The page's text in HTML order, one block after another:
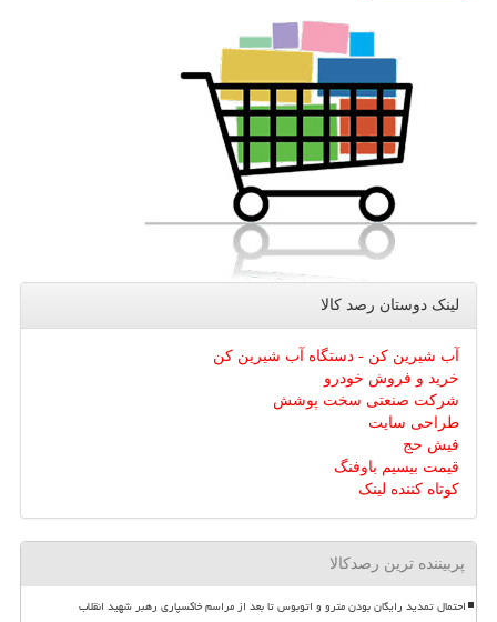
لینک دوستان رصد كالا
آب شیرین کن - دستگاه آب شیرین کن
خرید و فروش خودرو
شرکت صنعتی سخت پوشش
طراحی سایت
فیش حج
قیمت بیسیم باوفنگ
کوتاه کننده لینک
پربیننده ترین رصدکالا
احتمال تمدید رایگان بودن مترو و اتوبوس تا بعد از مراسم خاکسپاری رهبر شهید انقلاب